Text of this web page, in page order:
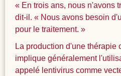
« En trois ans, nous n'avons
dit-il. « Nous avons besoin
pour le traitement. »
La production d'une thérapie
implique généralement
appelé lentivirus comme